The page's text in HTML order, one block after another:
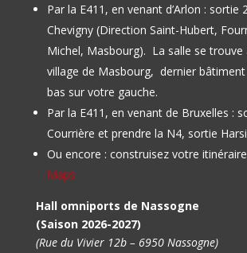
Par la E411, en venant d’Arlon : sortie
Chevigny (Direction Saint-Hubert,
Michel, Masbourg). La salle se
village de Masbourg, dernier
bas sur votre gauche.
Par la E411, en venant de Bruxelles :
Courrière et prendre la N4, sortie
Ou encore : construisez votre
Maps
Hall omniports de Nassogne
(Saison 2026-2027)
(Rue du Vivier 12b – 6950 Nassogne)